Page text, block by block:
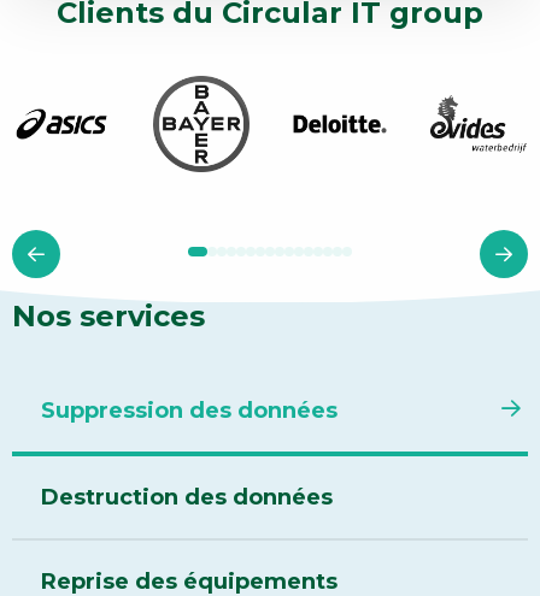
Clients du Circular IT group
Nos services
Suppression des données
Destruction des données
Reprise des équipements